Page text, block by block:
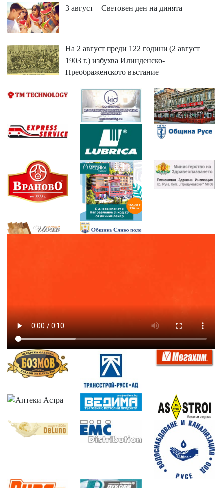
3 август – Световен ден на динята
На 2 август преди 122 години (2 август
1903 г.) избухва Илинденско-
Преображенското въстание